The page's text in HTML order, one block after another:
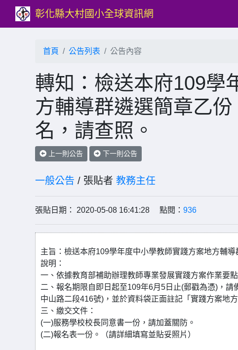
彰化縣大村國小全球資訊網
首頁 公告列表 公告內容
轉知：檢送本府109學
方輔導群遴選簡章乙
名，請查照。
上一則公告 下一則公告
一般公告 / 張貼者 教務主任
張貼日期： 2020-05-08 16:41:28 點閱： 936
主旨：檢送本府109學年度中小學教師實踐方案地方輔
說明：
一、依據教育部補助辦理教師專業發展實踐方案作業要點
二、報名期限自即日起至109年6月5日止(郵戳為憑)，
中山路二段416號)，並於資料袋正面註記「實踐方案地
三、繳交文件：
(一)服務學校校長同意書一份，請加蓋關防。
(二)報名表一份。（請詳細填寫並貼妥照片）